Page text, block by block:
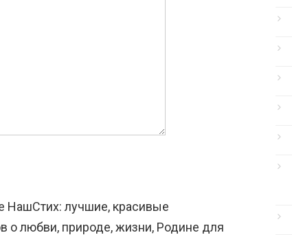
НашСтих: лучшие, красивые
о любви, природе, жизни, Родине для